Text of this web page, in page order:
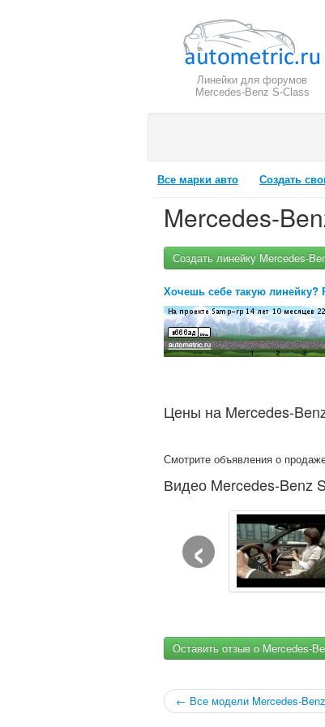
Линейки для форумов
Mercedes-Benz S-Class
Все марки авто Создать
Mercedes-
Создать линейку Mercedes-
Хочешь себе такую линейку?
Цены на Mercedes-
Смотрите объявления о
Видео Mercedes-Benz
‹
Оставить отзыв о Mercedes-
← Все модели Mercedes-